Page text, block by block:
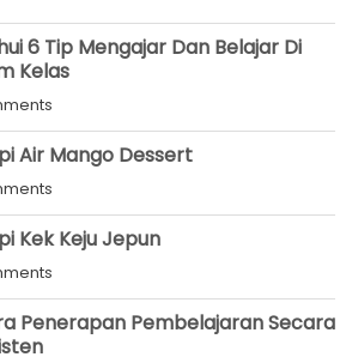
6 Tip Mengajar Dan Belajar Di
Kelas
Air Mango Dessert
Kek Keju Jepun
Penerapan Pembelajaran Secara